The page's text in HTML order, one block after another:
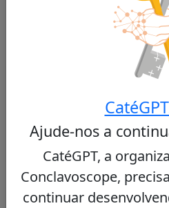
Cardeais
Outros cardeais de
Nenhum cardeal
Outros cardeais do
Ajude-nos a
CatéGPT, a
Conclavoscope,
continuar